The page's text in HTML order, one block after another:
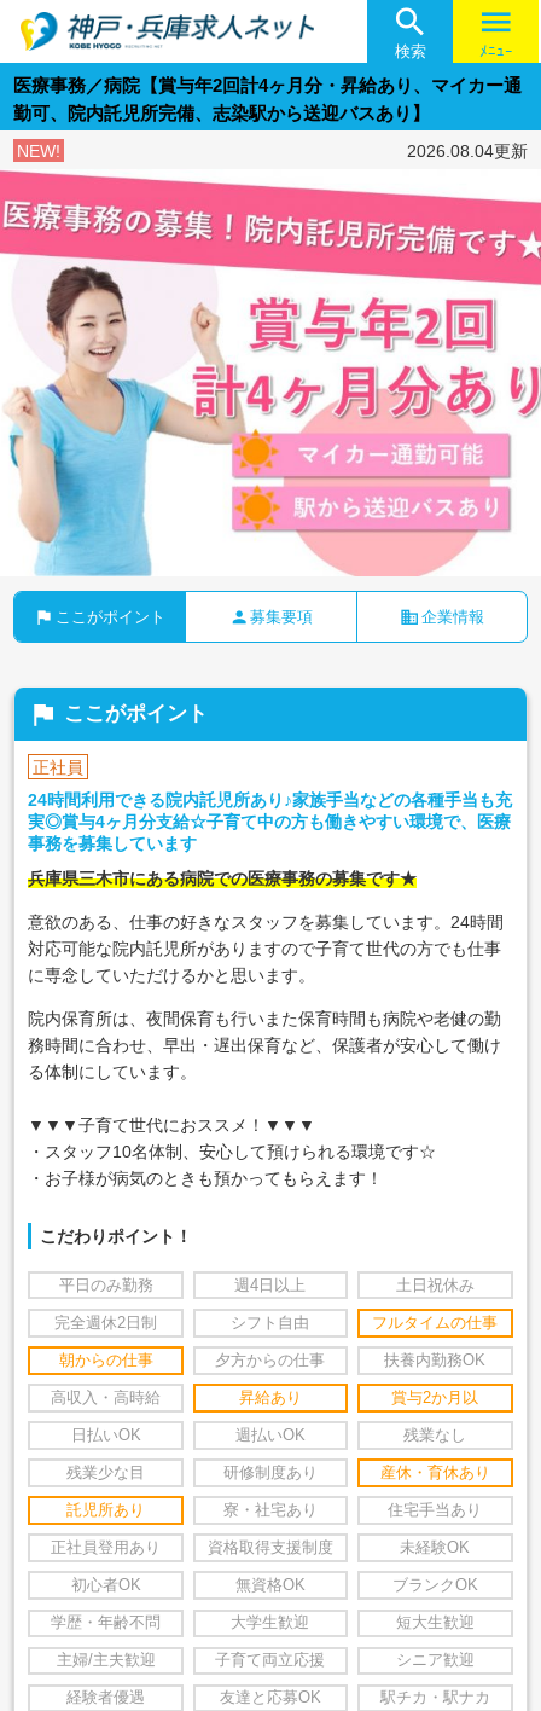

検索
menu
ﾒﾆｭｰ
医療事務／病院【賞与年2回計4ヶ月分・昇給あり、マイカー通
勤可、院内託児所完備、志染駅から送迎バスあり】
NEW! 2026.08.04更新
flag ここがポイント person 募集要項 business 企業情報
flag ここがポイント
正社員
24時間利用できる院内託児所あり♪家族手当などの各種手当も充
実◎賞与4ヶ月分支給☆子育て中の方も働きやすい環境で、医療
事務を募集しています
兵庫県三木市にある病院での医療事務の募集です★
意欲のある、仕事の好きなスタッフを募集しています。24時間
対応可能な院内託児所がありますので子育て世代の方でも仕事
に専念していただけるかと思います。
院内保育所は、夜間保育も行いまた保育時間も病院や老健の勤
務時間に合わせ、早出・遅出保育など、保護者が安心して働け
る体制にしています。
▼▼▼子育て世代におススメ！▼▼▼
・スタッフ10名体制、安心して預けられる環境です☆
・お子様が病気のときも預かってもらえます！
こだわりポイント！
平日のみ勤務 週4日以上 土日祝休み
完全週休2日制 シフト自由 フルタイムの仕事
朝からの仕事 夕方からの仕事 扶養内勤務OK
高収入・高時給 昇給あり 賞与2か月以
日払いOK 週払いOK 残業なし
残業少な目 研修制度あり 産休・育休あり
託児所あり 寮・社宅あり 住宅手当あり
正社員登用あり 資格取得支援制度 未経験OK
初心者OK 無資格OK ブランクOK
学歴・年齢不問 大学生歓迎 短大生歓迎
主婦/主夫歓迎 子育て両立応援 シニア歓迎
経験者優遇 友達と応募OK 駅チカ・駅ナカ